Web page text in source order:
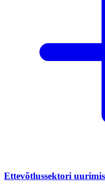
Ettevõtlussektori